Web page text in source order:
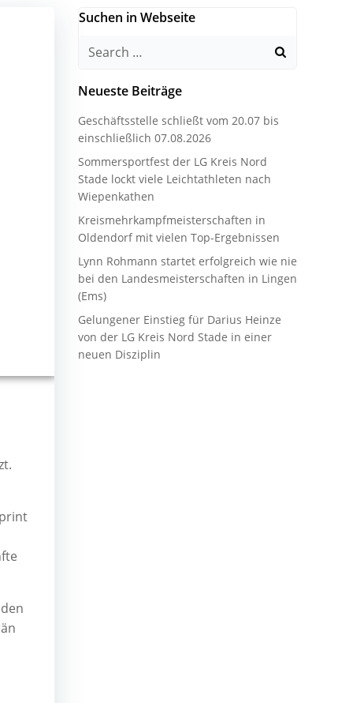
Suchen in Webseite
Search
Neueste Beiträge
Geschäftsstelle schließt vom 20.07 bis
einschließlich 07.08.2026
Sommersportfest der LG Kreis Nord
Stade lockt viele Leichtathleten nach
Wiepenkathen
Kreismehrkampfmeisterschaften in
Oldendorf mit vielen Top-Ergebnissen
Lynn Rohmann startet erfolgreich wie nie
bei den Landesmeisterschaften in Lingen
(Ems)
Gelungener Einstieg für Darius Heinze
von der LG Kreis Nord Stade in einer
neuen Disziplin